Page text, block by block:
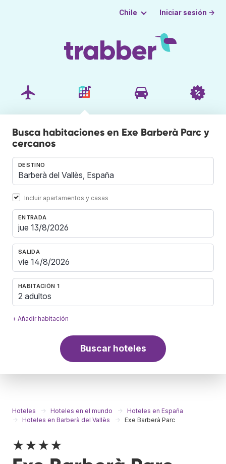
Chile Iniciar sesión →
Busca habitaciones en Exe Barberà Parc y
cercanos
DESTINO
Incluir apartamentos y casas
ENTRADA
SALIDA
HABITACIÓN 1
2 adultos
+ Añadir habitación
Buscar hoteles
Hoteles Hoteles en el mundo
Hoteles en España
Hoteles en Barberà del Vallès
Exe Barberà Parc
★★★★